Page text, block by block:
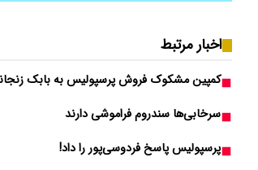
اخبار مرتبط
کمپین مشکوک فروش پرسپولیس به بابک
سرخابی‌ها سندروم فراموشی دارند
پرسپولیس پاسخ فردوسی‌پور را داد!